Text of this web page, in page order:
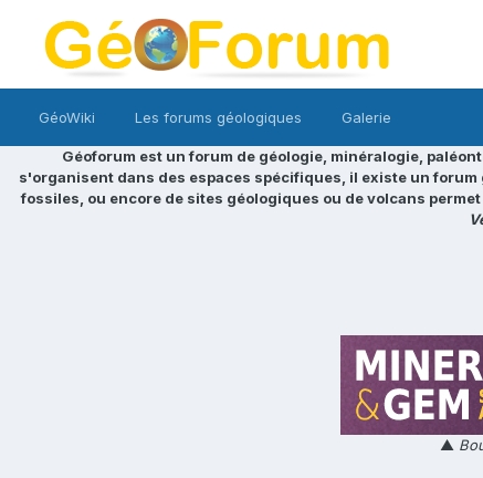
GéoWiki Les forums géologiques Galerie
Géoforum est un forum de géologie, minéralogie,
s'organisent dans des espaces spécifiques, il existe un
fossiles, ou encore de sites géologiques ou de volcans
▲